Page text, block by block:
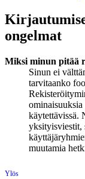
ongelmat
Miksi minun pitää
Sinun ei
tarvitaanko
käytettävissä.
yksityisviestit,
muutamia
Ylös